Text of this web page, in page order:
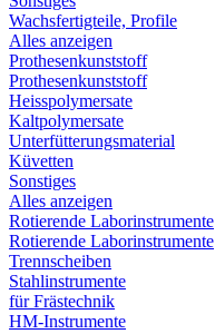
Wachsfertigteile, Profile
Alles anzeigen
Prothesenkunststoff
Prothesenkunststoff
Heisspolymersate
Kaltpolymersate
Unterfütterungsmaterial
Küvetten
Sonstiges
Alles anzeigen
Rotierende Laborinstrumente
Rotierende Laborinstrumente
Trennscheiben
Stahlinstrumente
für Frästechnik
HM-Instrumente